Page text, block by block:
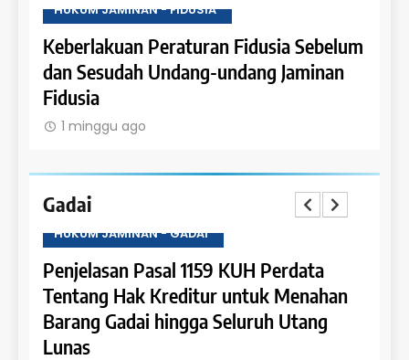
HUKUM JAMINAN - FIDUSIA
Keberlakuan Peraturan Fidusia Sebelum
dan Sesudah Undang-undang Jaminan
Fidusia
1 minggu ago
Gadai
HUKUM JAMINAN - GADAI
Penjelasan Pasal 1159 KUH Perdata
Tentang Hak Kreditur untuk Menahan
Barang Gadai hingga Seluruh Utang
Lunas